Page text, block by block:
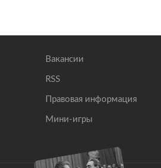
Вакансии
RSS
Правовая информация
Мини-игры